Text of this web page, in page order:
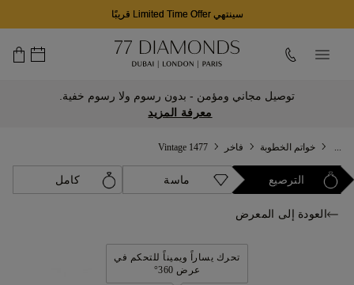
سينتهي Limited Time Offer قريبًا
توصيل مجاني ومؤمن - بدون رسوم ولا رسوم خفية.
معرفة المزيد
خواتم الخطوبة فاخر 1477 Vintage
الترصيع ماسة كامل
العودة إلى المعرض
تحرك يساراً ويميناً للتحكم في
عرض 360°